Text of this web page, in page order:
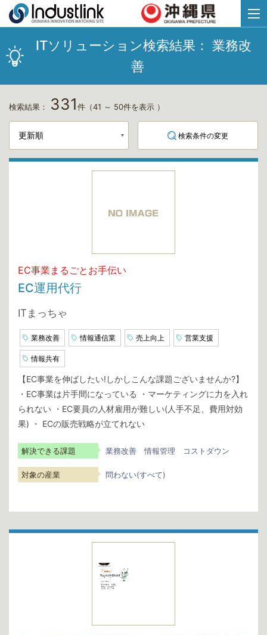
ITソリューション検索結果： 業務改
善
検索結果： 331件 （41 ～ 50件を表示 ）
検索条件の変更
EC事業まるごとお手伝い
EC運用代行
ITまっちゃ
業務改善 情報通信業 売上向上 営業支援
情報共有
【EC事業を伸ばしたい!しかしこんな課題ございませんか?】
・EC事業は片手間になっている ・マーケティングに力を入れ
られない ・EC要員の人材雇用が難しい(人手不足、費用対効
果) ・ ECの販売戦略が立てれない
解決できる課題 業務改善 情報管理 コストダウン
対象の産業 問わない(すべて)